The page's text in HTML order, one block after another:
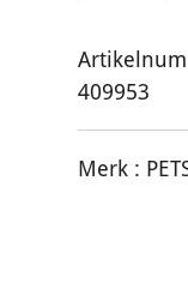
409953
Merk :